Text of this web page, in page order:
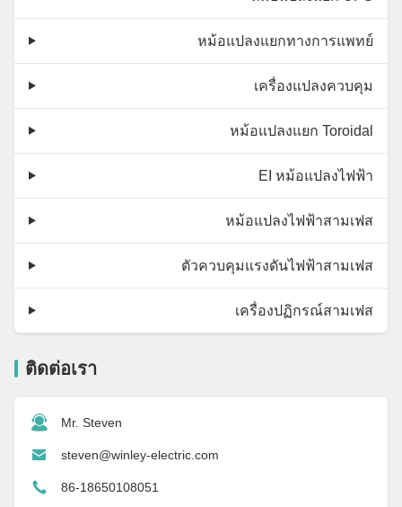
หม้อแปลงแยกทางการแพทย์
เครื่องแปลงควบคุม
หม้อแปลงแยก Toroidal
EI หม้อแปลงไฟฟ้า
หม้อแปลงไฟฟ้าสามเฟส
ตัวควบคุมแรงดันไฟฟ้าสามเฟส
เครื่องปฏิกรณ์สามเฟส
ติดต่อเรา
Mr. Steven
steven@winley-electric.com
86-18650108051